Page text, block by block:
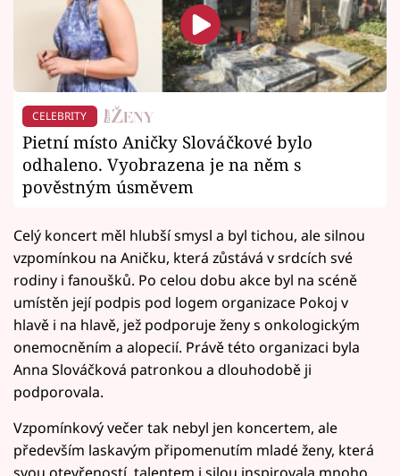
CELEBRITY
Pietní místo Aničky Slováčkové bylo
odhaleno. Vyobrazena je na něm s
pověstným úsměvem
Celý koncert měl hlubší smysl a byl tichou, ale silnou
vzpomínkou na Aničku, která zůstává v srdcích své
rodiny i fanoušků. Po celou dobu akce byl na scéně
umístěn její podpis pod logem organizace Pokoj v
hlavě i na hlavě, jež podporuje ženy s onkologickým
onemocněním a alopecií. Právě této organizaci byla
Anna Slováčková patronkou a dlouhodobě ji
podporovala.
Vzpomínkový večer tak nebyl jen koncertem, ale
především laskavým připomenutím mladé ženy, která
svou otevřeností, talentem i silou inspirovala mnoho